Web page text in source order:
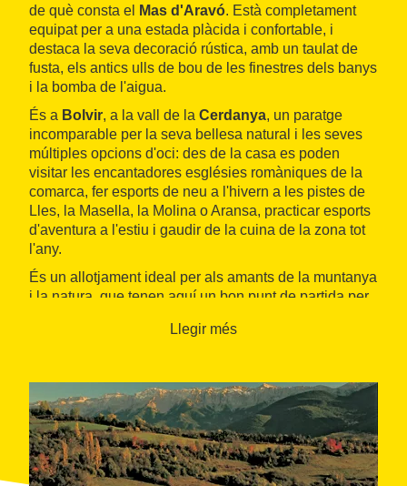
de què consta el
Mas d'Aravó. Està completament
equipat per a una estada plàcida i confortable, i
destaca la seva decoració rústica, amb un taulat de
fusta, els antics ulls de bou de les finestres dels banys
i la bomba de l'aigua.
És a Bolvir, a la vall de la Cerdanya, un paratge
incomparable per la seva bellesa natural i les seves
múltiples opcions d'oci: des de la casa es poden
visitar les encantadores esglésies romàniques de la
comarca, fer esports de neu a l'hivern a les pistes de
Lles, la Masella, la Molina o Aransa, practicar esports
d'aventura a l'estiu i gaudir de la cuina de la zona tot
l'any.
És un allotjament ideal per als amants de la muntanya
i la natura, que tenen aquí un bon punt de partida per
Llegir més